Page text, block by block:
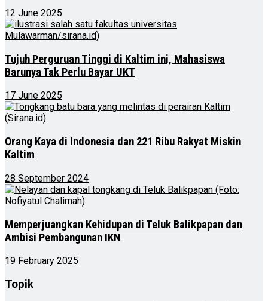
12 June 2025
Tujuh Perguruan Tinggi di Kaltim ini, Mahasiswa
Barunya Tak Perlu Bayar UKT
17 June 2025
Orang Kaya di Indonesia dan 221 Ribu Rakyat Miskin
Kaltim
28 September 2024
Memperjuangkan Kehidupan di Teluk Balikpapan dan
Ambisi Pembangunan IKN
19 February 2025
Topik